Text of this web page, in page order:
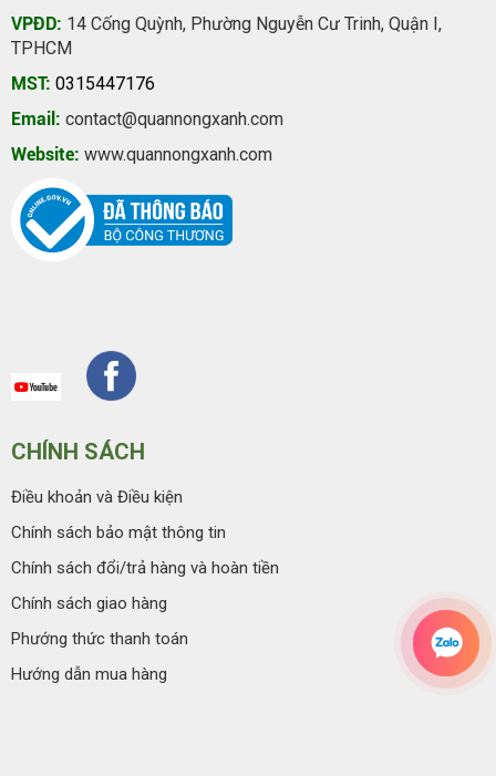
VPĐD: 14 Cống Quỳnh, Phường Nguyễn Cư Trinh, Quận I,
TPHCM
MST: 0315447176
Email: contact@quannongxanh.com
Website: www.quannongxanh.com
CHÍNH SÁCH
Điều khoản và Điều kiện
Chính sách bảo mật thông tin
Chính sách đổi/trả hàng và hoàn tiền
Chính sách giao hàng
Phướng thức thanh toán
Hướng dẫn mua hàng